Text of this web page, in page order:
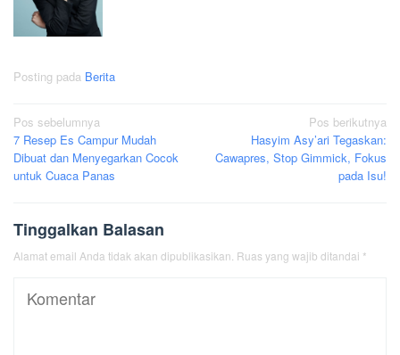
Posting pada Berita
Navigasi
pos
Pos sebelumnya
7 Resep Es Campur Mudah
Dibuat dan Menyegarkan Cocok
untuk Cuaca Panas
Pos berikutnya
Hasyim Asy’ari Tegaskan:
Cawapres, Stop Gimmick, Fokus
pada Isu!
Tinggalkan Balasan
Alamat email Anda tidak akan dipublikasikan. Ruas yang wajib ditandai *